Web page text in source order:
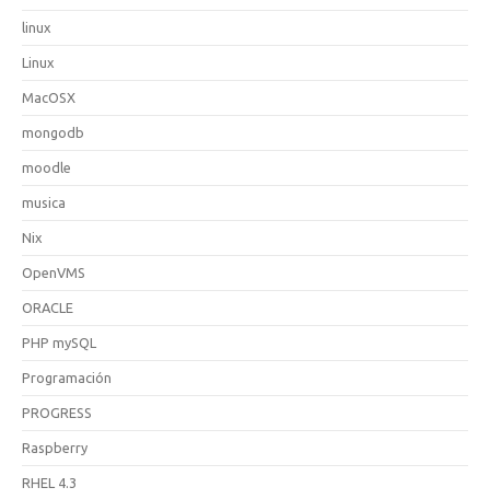
linux
Linux
MacOSX
mongodb
moodle
musica
Nix
OpenVMS
ORACLE
PHP mySQL
Programación
PROGRESS
Raspberry
RHEL 4.3